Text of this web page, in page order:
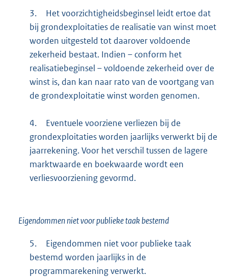
3.
Het voorzichtigheidsbeginsel leidt ertoe dat
bij grondexploitaties de realisatie van winst moet
worden uitgesteld tot daarover voldoende
zekerheid bestaat. Indien – conform het
realisatiebeginsel – voldoende zekerheid over de
winst is, dan kan naar rato van de voortgang van
de grondexploitatie winst worden genomen.
4.
Eventuele voorziene verliezen bij de
grondexploitaties worden jaarlijks verwerkt bij de
jaarrekening. Voor het verschil tussen de lagere
marktwaarde en boekwaarde wordt een
verliesvoorziening gevormd.
Eigendommen niet voor publieke taak bestemd
5.
Eigendommen niet voor publieke taak
bestemd worden jaarlijks in de
programmarekening verwerkt.